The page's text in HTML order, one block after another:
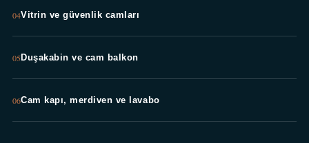
04Vitrin ve güvenlik camları
05Duşakabin ve cam balkon
06Cam kapı, merdiven ve lavabo